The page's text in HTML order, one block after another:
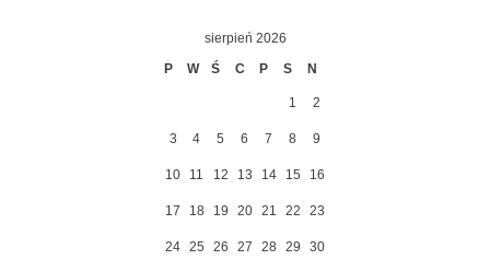
sierpień 2026
P
W Ś C P S N
1 2
3 4 5 6 7 8 9
10 11 12 13 14 15 16
17 18 19 20 21 22 23
24 25 26 27 28 29 30